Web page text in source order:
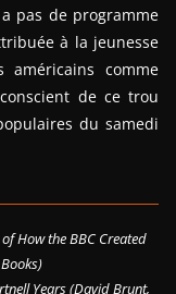
pas de programme
à la jeunesse
comme
de ce trou
du samedi
How the BBC Created
Years (David Brunt,